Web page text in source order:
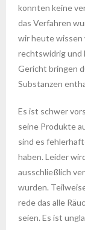
konnten keine
das Verfahren
wir heute wissen
rechtswidrig und
Gericht bringen
Substanzen
Es ist schwer
seine Produkte
sind es
haben. Leider
ausschließlich
wurden.
rede das alle
seien. Es ist